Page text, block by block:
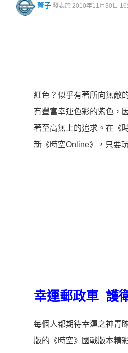
蓋子 發表於 2010年11月30日
紅色？似乎有著所向無敵
有豐富幸運色彩的紫色，
著至高無上的追求。在《
新《時空Online》，只要
幸運郵政車 護
每個人都期待幸運之神青
版的《時空》國戰版本精